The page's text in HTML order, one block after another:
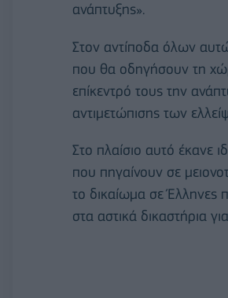
ανάπτυξης».
Στον αντίποδα όλων
που θα οδηγήσουν τη
επίκεντρό τους την
αντιμετώπισης των
Στο πλαίσιο αυτό έκανε
που πηγαίνουν σε
το δικαίωμα σε Έλληνες
στα αστικά δικαστήρια